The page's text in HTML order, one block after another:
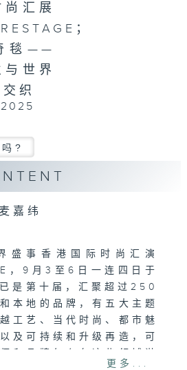
尚汇展
；
毯——
与世界
织
?
嘉纬
盛事香港国际时尚汇演
，9月3至6日一连四日于
是第十届，汇聚超过250
本地的品牌，有五大主题
工艺、当代时尚、都市魅
及可持续和升级再造，可
更多...